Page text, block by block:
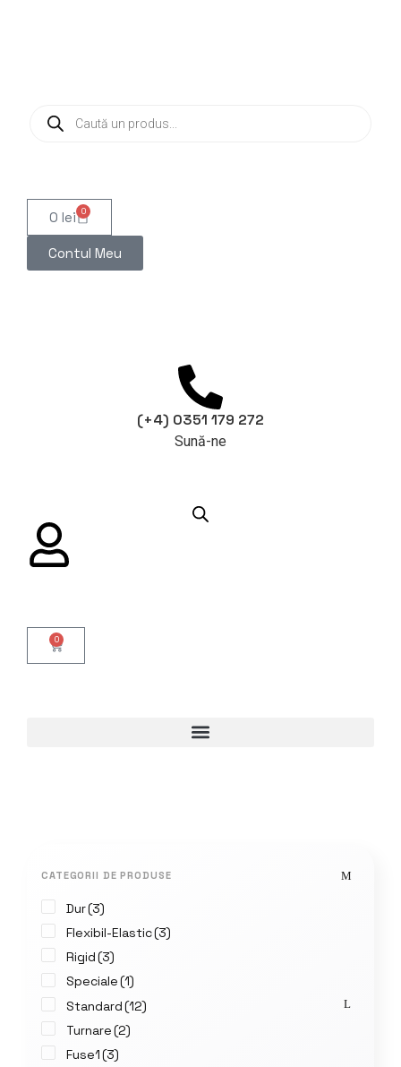
0 lei 0
Contul Meu
(+4) 0351 179 272
Sună-ne
0
CATEGORII DE PRODUSE
Dur(3)
Flexibil-Elastic(3)
Rigid(3)
Speciale(1)
Standard(12)
Turnare(2)
Fuse1(3)